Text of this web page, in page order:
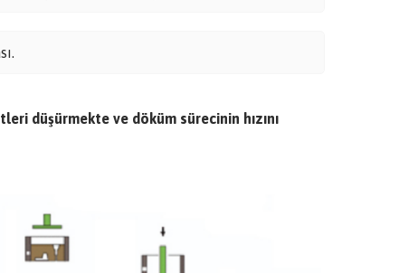
düşürmekte ve döküm sürecinin hızını